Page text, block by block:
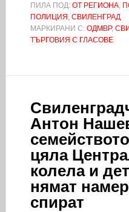
ПИЛА ПОД: ОТ РЕГИОНА,
ПОЛИЦИЯ , СВИЛЕНГРАД
МАРКИРАНИ С: ОДМВР,
ТЪРГОВИЯ С ГЛАСОВЕ
Антон
цяла
колела и
нямат
спират